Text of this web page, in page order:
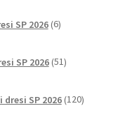
izberete
strani
SP 2026 6izdelkov
SP 2026 51izdelkov
SP 2026 120izdelkov